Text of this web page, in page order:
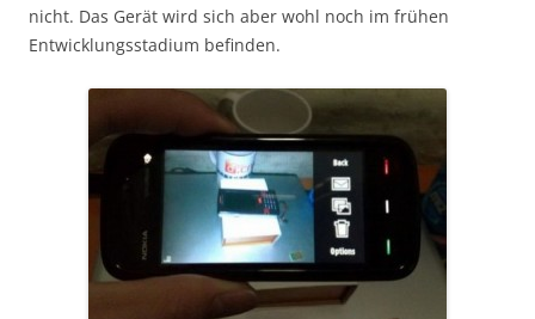
nicht. Das Gerät wird sich aber wohl noch im frühen
Entwicklungsstadium befinden.